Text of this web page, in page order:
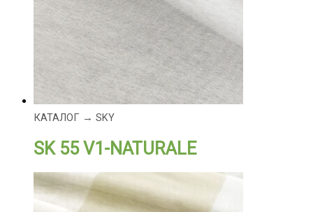
КАТАЛОГ → SKY
SK 55 V1-NATURALE